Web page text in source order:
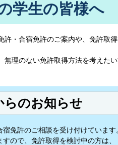
学生の皆様へ
許・合宿免許のご案内や、免許取
理のない免許取得方法を考えた
らのお知らせ
免許のご相談を受け付けています
ので、免許取得を検討中の方は、